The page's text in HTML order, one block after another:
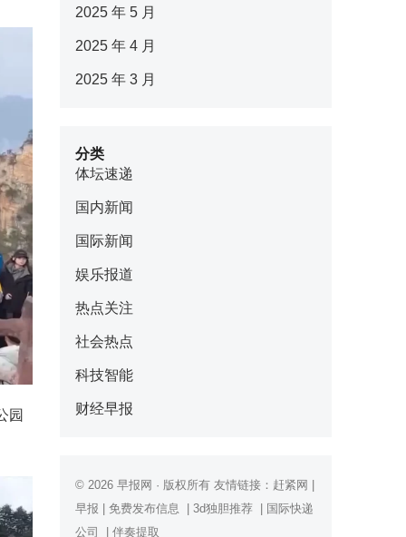
园
2025 年 5 月
2025 年 4 月
2025 年 3 月
分类
体坛速递
国内新闻
国际新闻
娱乐报道
热点关注
社会热点
科技智能
财经早报
© 2026 早报网 · 版权所有 友情链接： 赶紧网
早报
免费发布信息 3d独胆推荐
国际快递
公司
伴奏提取